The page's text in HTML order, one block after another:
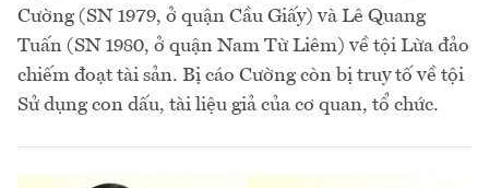
Cường (SN 1979, ở quận Cầu Giấy) và Lê Quang
Tuấn (SN 1980, ở quận Nam Từ Liêm) về tội Lừa đảo
chiếm đoạt tài sản. Bị cáo Cường còn bị truy tố về tội
Sử dụng con dấu, tài liệu giả của cơ quan, tổ chức.